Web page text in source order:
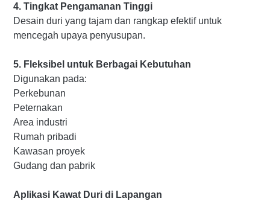
4. Tingkat Pengamanan Tinggi
Desain duri yang tajam dan rangkap efektif untuk
mencegah upaya penyusupan.
5. Fleksibel untuk Berbagai Kebutuhan
Digunakan pada:
Perkebunan
Peternakan
Area industri
Rumah pribadi
Kawasan proyek
Gudang dan pabrik
Aplikasi Kawat Duri di Lapangan